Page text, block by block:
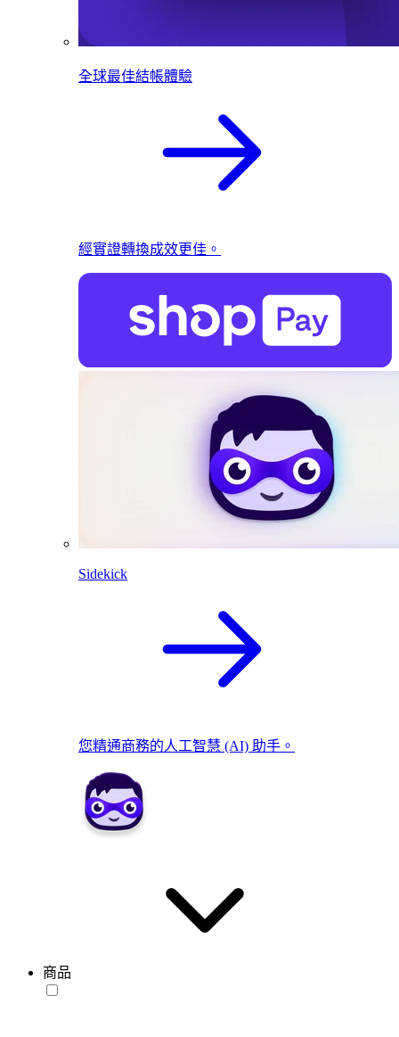
全球最佳結帳體驗
經實證轉換成效更佳。
Sidekick
您精通商務的人工智慧 (AI) 助手。
商品